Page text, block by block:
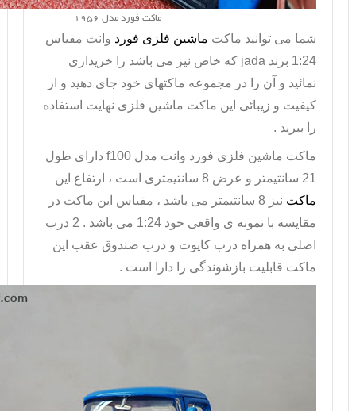
ماکت فورد مدل 1956
شما می توانید ماکت ماشین فلزی فورد وانت مقیاس
1:24 برند
jada که خاص نیز می باشد را خریداری
نمائید و آن را در مجموعه ماکتهای خود جای دهید و از
کیفیت و زیبائی این ماکت ماشین فلزی نهایت استفاده
را ببرید .
ماکت ماشین فلزی فورد وانت مدل f100 دارای طول
21 سانتیمتر و عرض 8 سانتیمتری است ، ارتفاع این
ماکت
نیز 8 سانتیمتر می باشد ، مقیاس این ماکت در
مقایسه با نمونه ی واقعی خود 1:24 می باشد . 2 درب
اصلی به همراه درب کاپوت و درب صندوق عقب این
ماکت قابلیت بازشوندگی را دارا است .